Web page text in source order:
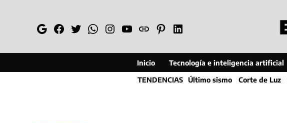
GoogleFacebook
TwitterWhatsapp
Instagram
YouTube
WebPinterestLinkedin
Inicio Tecnología e inteligencia artificial
TENDENCIAS Último sismo Corte de Luz